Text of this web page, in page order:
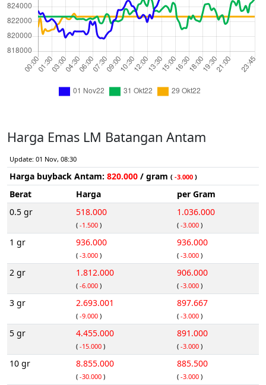
Harga Emas LM Batangan Antam
Update: 01 Nov, 08:30
Harga buyback Antam: 820.000 / gram ( -3.000 )
Berat Harga
per Gram
0.5 gr
518.000
( -1.500 )
1.036.000
( -3.000 )
1 gr 936.000
( -3.000 )
936.000
( -3.000 )
2 gr 1.812.000
( -6.000 )
906.000
( -3.000 )
3 gr 2.693.001
( -9.000 )
897.667
( -3.000 )
5 gr 4.455.000
( -15.000 )
891.000
( -3.000 )
10 gr 8.855.000
( -30.000 )
885.500
( -3.000 )